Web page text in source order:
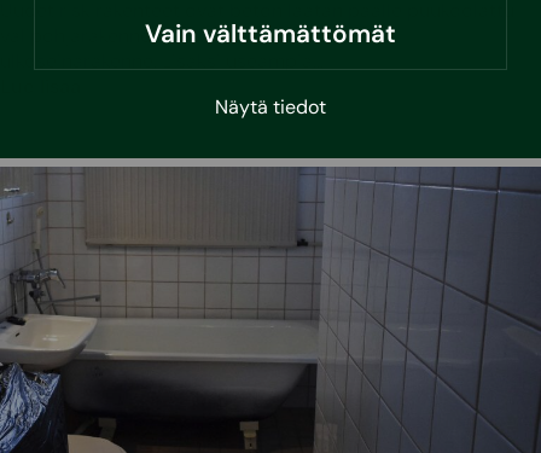
Vain välttämättömät
Näytä tiedot
välipohjarakenne ja tiili–villa–tiilirakenteinen